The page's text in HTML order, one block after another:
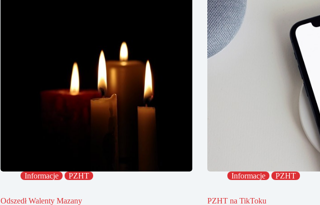
Informacje PZHT
Odszedł Walenty Mazany
Informacje PZHT
PZHT na TikToku